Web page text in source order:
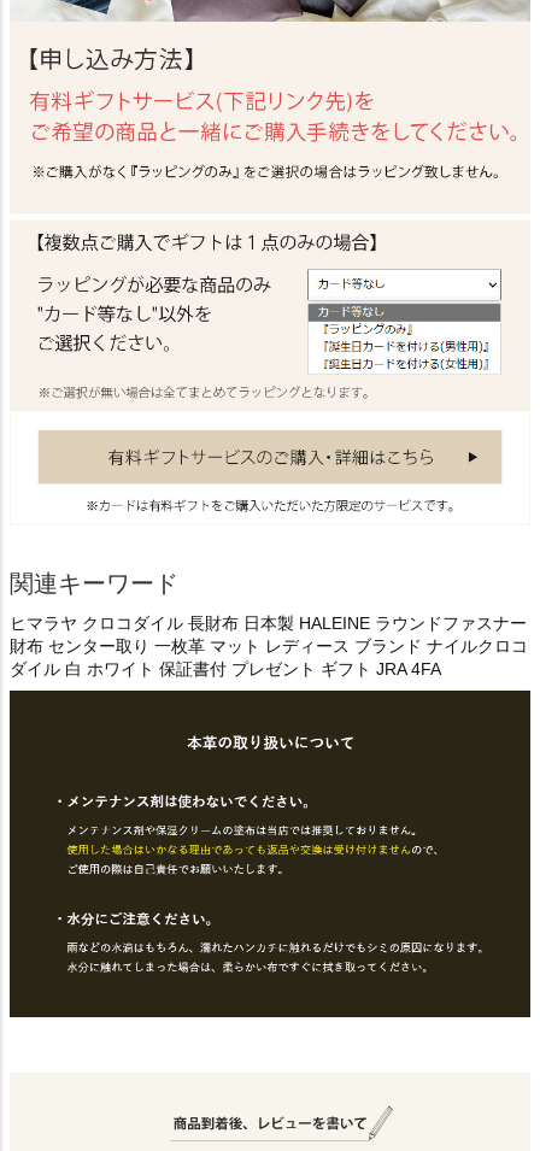
関連キーワード
ヒマラヤ クロコダイル 長財布 日本製 HALEINE ラウンドファスナー
財布 センター取り 一枚革 マット レディース ブランド ナイルクロコ
ダイル 白 ホワイト 保証書付 プレゼント ギフト JRA 4FA